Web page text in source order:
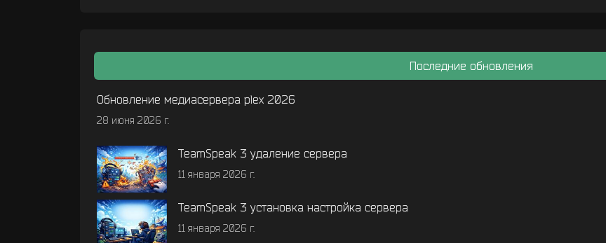
Последние обновления
Обновление медиасервера plex 2026
28 июня 2026 г.
TeamSpeak 3 удаление сервера
11 января 2026 г.
TeamSpeak 3 установка настройка сервера
11 января 2026 г.